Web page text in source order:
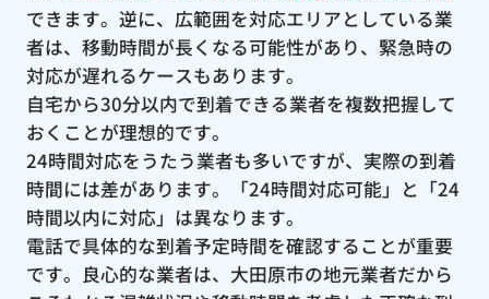
できます。逆に、広範囲を対応エリアとしている業
者は、移動時間が長くなる可能性があり、緊急時の
対応が遅れるケースもあります。
自宅から30分以内で到着できる業者を複数把握して
おくことが理想的です。
24時間対応をうたう業者も多いですが、実際の到着
時間には差があります。「24時間対応可能」と「24
時間以内に対応」は異なります。
電話で具体的な到着予定時間を確認することが重要
です。良心的な業者は、大田原市の地元業者だから